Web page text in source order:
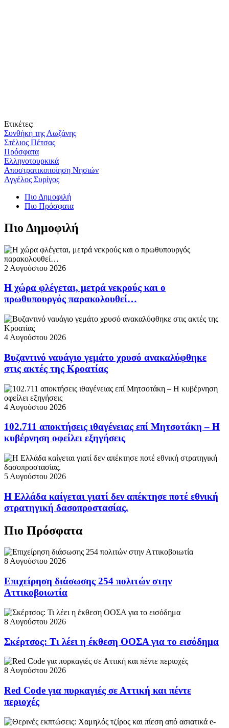
Ετικέτες:
Συνθήκη της Λωζάνης
Στέλιος Πέτσας
Πρόσφατα
Ελληνοτουρκικά
Αποστρατικοποίηση Νησιών
Αγγέλος Συρίγος
Πιο Δημοφιλή
Πιο Πρόσφατα
Πιο Δημοφιλή
2 Αυγούστου 2026
Η χώρα φλέγεται, μετρά νεκρούς και ο
πρωθυπουργός παρακολουθεί…
4 Αυγούστου 2026
Βυζαντινό ναυάγιο γεμάτο χρυσό ανακαλύφθηκε
στις ακτές της Κροατίας
4 Αυγούστου 2026
102.711 αποκτήσεις ιθαγένειας επί Μητσοτάκη – Η
κυβέρνηση οφείλει εξηγήσεις
5 Αυγούστου 2026
Η Ελλάδα καίγεται γιατί δεν απέκτησε ποτέ εθνική
στρατηγική δασοπροστασίας.
Πιο Πρόσφατα
8 Αυγούστου 2026
Επιχείρηση διάσωσης 254 πολιτών στην
Αττικοβοιωτία
8 Αυγούστου 2026
Σκέρτσος: Τι λέει η έκθεση ΟΟΣΑ για το εισόδημα
8 Αυγούστου 2026
Red Code για πυρκαγιές σε Αττική και πέντε
περιοχές